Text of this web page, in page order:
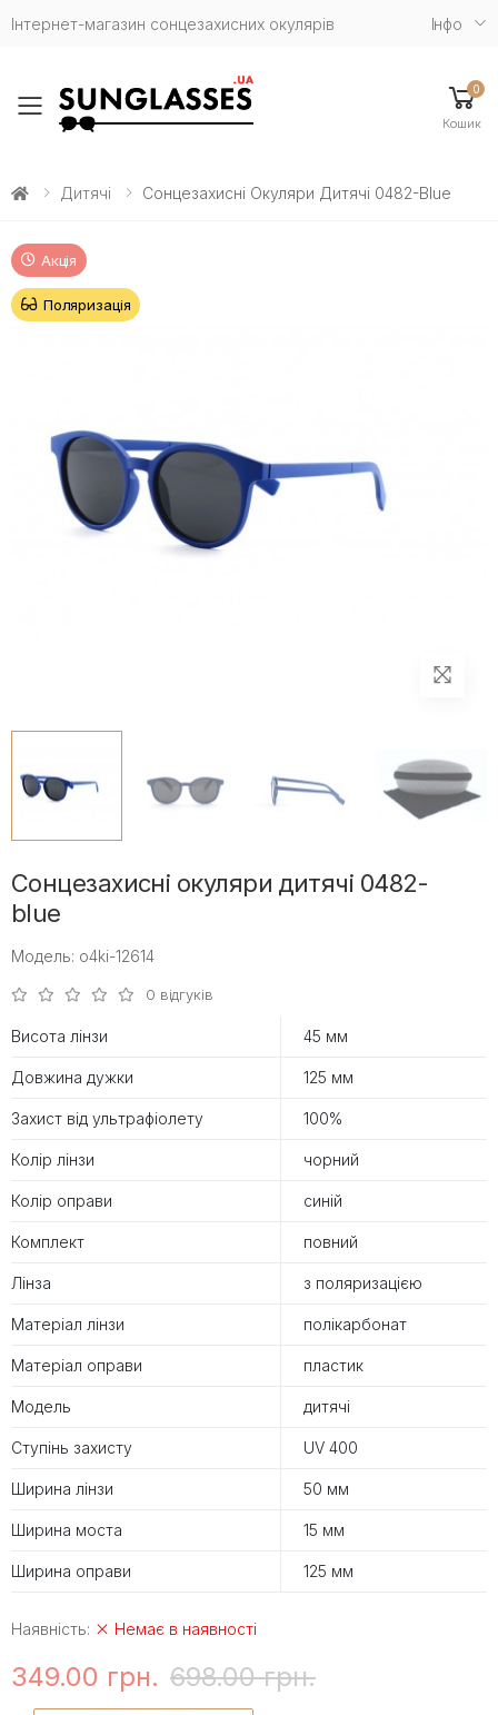
Інтернет-магазин сонцезахисних окулярів Iнфо
Toggle mobile menu
0
Кошик
Дитячі Сонцезахисні Окуляри Дитячі 0482-Blue
Акція
Поляризація
Сонцезахисні окуляри дитячі 0482-
blue
Модель: o4ki-12614
0 відгуків
Висота лінзи 45 мм
Довжина дужки 125 мм
Захист від ультрафіолету 100%
Колір лінзи чорний
Колір оправи синій
Комплект повний
Лінза з поляризацією
Матеріал лінзи полікарбонат
Матеріал оправи пластик
Модель дитячі
Ступінь захисту UV 400
Ширина лінзи 50 мм
Ширина моста 15 мм
Ширина оправи 125 мм
Наявність: Немає в наявності
349.00 грн. 698.00 грн.